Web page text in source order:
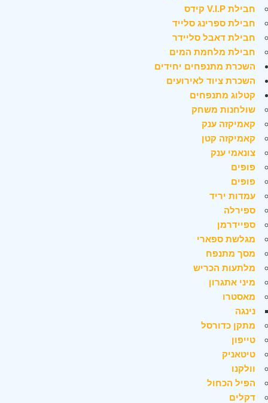
חבילת V.I.P קידס
חבילת ספרינג סלייד
חבילת דאבל סליידר
חבילת מלחמת המים
השכרת מתנפחים יחידים
השכרת ציוד לאירועים
קטלוג מתנפחים
שולחנות משחק
קאמיקזה ענק
קאמיקזה קטן
צונאמי ענק
פופים
פופים
עמדות יריד
ספירלה
ספיידרמן
מגלשת ספארי
מסך מתנפח
מלתעות הכריש
מיני אתגרון
מאסטרו
נינגה
מתקן כדורסל
טייפון
טיטאניק
וולקנו
הפיל הכחול
דקלים